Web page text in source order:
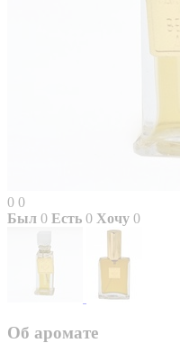
0 0
Был 0 Есть 0 Хочу 0
Об аромате